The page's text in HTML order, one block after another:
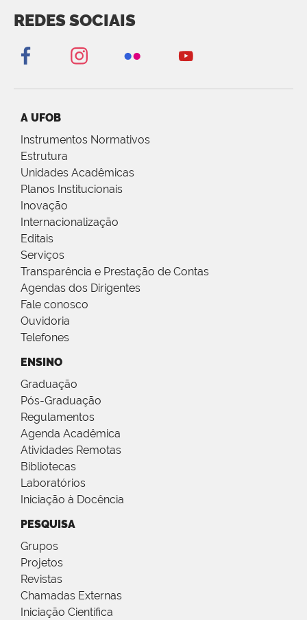
REDES SOCIAIS
A UFOB
Instrumentos Normativos
Estrutura
Unidades Acadêmicas
Planos Institucionais
Inovação
Internacionalização
Editais
Serviços
Transparência e Prestação de Contas
Agendas dos Dirigentes
Fale conosco
Ouvidoria
Telefones
ENSINO
Graduação
Pós-Graduação
Regulamentos
Agenda Acadêmica
Atividades Remotas
Bibliotecas
Laboratórios
Iniciação à Docência
PESQUISA
Grupos
Projetos
Revistas
Chamadas Externas
Iniciação Científica